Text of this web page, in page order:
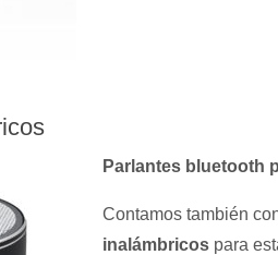
Parlantes bluetooth
Contamos también
inalámbricos para